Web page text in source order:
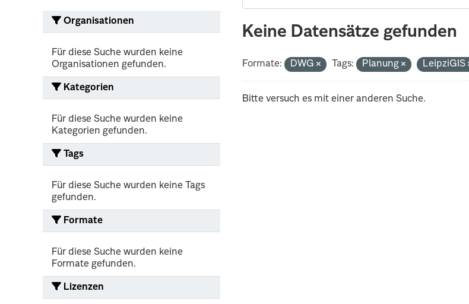
Organisationen
Für diese Suche wurden keine
Organisationen gefunden.
Kategorien
Für diese Suche wurden keine
Kategorien gefunden.
Tags
Für diese Suche wurden keine Tags
gefunden.
Formate
Für diese Suche wurden keine
Formate gefunden.
Lizenzen
Keine Datensätze gefunden
Formate: DWG Tags: Planung LeipziGIS
Bitte versuch es mit einer anderen Suche.